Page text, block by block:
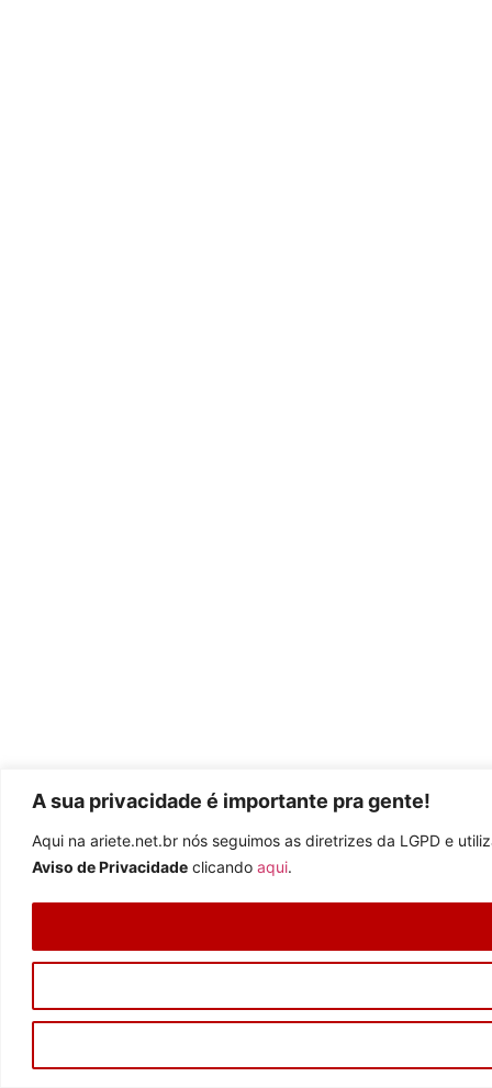
A sua privacidade é importante pra gente!
Aqui na ariete.net.br nós seguimos as diretrizes da LGPD e
Aviso de Privacidade clicando aqui.